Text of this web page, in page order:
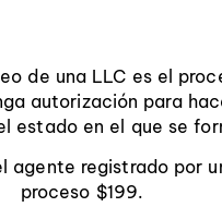
de una LLC es el
autorización para
estado en el que se
registrado por
proceso $199.